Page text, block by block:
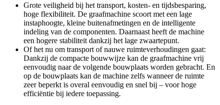
Grote veiligheid bij het transport, kosten- en tijdsbesparing,
hoge flexibiliteit. De graafmachine scoort met een lage
instaphoogte, kleine buitenafmetingen en de intelligente
indeling van de componenten. Daarnaast heeft de machine
een hogere stabiliteit dankzij het lage zwaartepunt.
Of het nu om transport of nauwe ruimteverhoudingen gaat:
Dankzij de compacte bouwwijze kan de graafmachine vrij
eenvoudig naar de volgende bouwplaats worden gebracht. En
op de bouwplaats kan de machine zelfs wanneer de ruimte
zeer beperkt is overal eenvoudig en snel bij – voor hoge
efficiëntie bij iedere toepassing.